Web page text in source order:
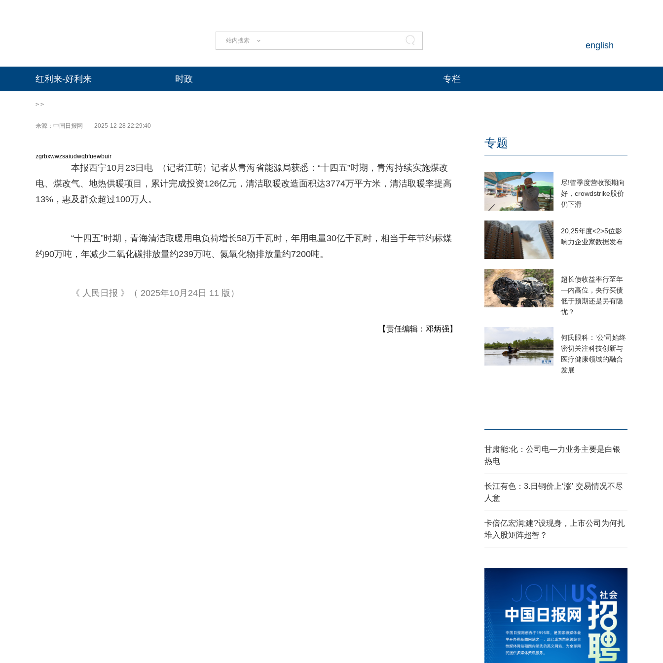
站内搜索 english
红利来-好利来 时政 专栏
> >
来源：中国日报网 2025-12-28 22:29:40
zgrbxwwzsaiudwqbfuewbuir
本报西宁10月23日电 （记者江萌）记者从青海省能源局获悉：“十四五”时期，青海持续实施煤改
电、煤改气、地热供暖项目，累计完成投资126亿元，清洁取暖改造面积达3774万平方米，清洁取暖率提高
13%，惠及群众超过100万人。
“十四五”时期，青海清洁取暖用电负荷增长58万千瓦时，年用电量30亿千瓦时，相当于年节约标煤
约90万吨，年减少二氧化碳排放量约239万吨、氮氧化物排放量约7200吨。
《 人民日报 》（ 2025年10月24日 11 版）
【责任编辑：邓炳强】
专题
尽!管季度营收预期向
好，crowdstrike股价
仍下滑
20,25年度<2>5位影
响力企业家数据发布
超长债收益率行至年
—内高位，央行买债
低于预期还是另有隐
忧？
何氏眼科：‘公’司始终
密切关注科技创新与
医疗健康领域的融合
发展
甘肃能:化：公司电—力业务主要是白银
热电
长江有色：3.日铜价上‘涨’ 交易情况不尽
人意
卡倍亿宏润;建?设现身，上市公司为何扎
堆入股矩阵超智？